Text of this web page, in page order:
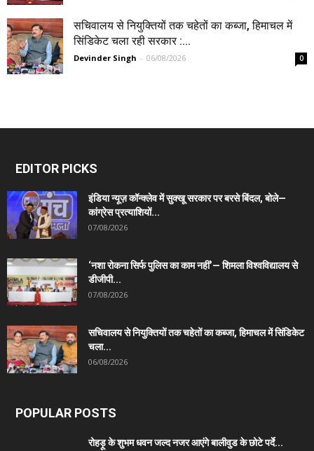
सचिवालय से नियुक्तियों तक चहेतों का कब्जा, हिमाचल में
सिंडिकेट चला रही सरकार :...
Devinder Singh - 06/08/2026 0
EDITOR PICKS
इंडिया न्यूज़ कॉन्क्लेव में सुक्खू सरकार पर बरसे बिंदल, बोले—
कांग्रेस प्रत्याशियों...
07/08/2026
‘नशा रोकना सिर्फ पुलिस का काम नहीं’— शिमला विश्वविद्यालय से
डीजीपी...
07/08/2026
सचिवालय से नियुक्तियों तक चहेतों का कब्जा, हिमाचल में सिंडिकेट
चला...
06/08/2026
POPULAR POSTS
रोहड़ू के शुभम धवन जल्द नजर आएंगे बालीवुड के छोटे पर्दे...